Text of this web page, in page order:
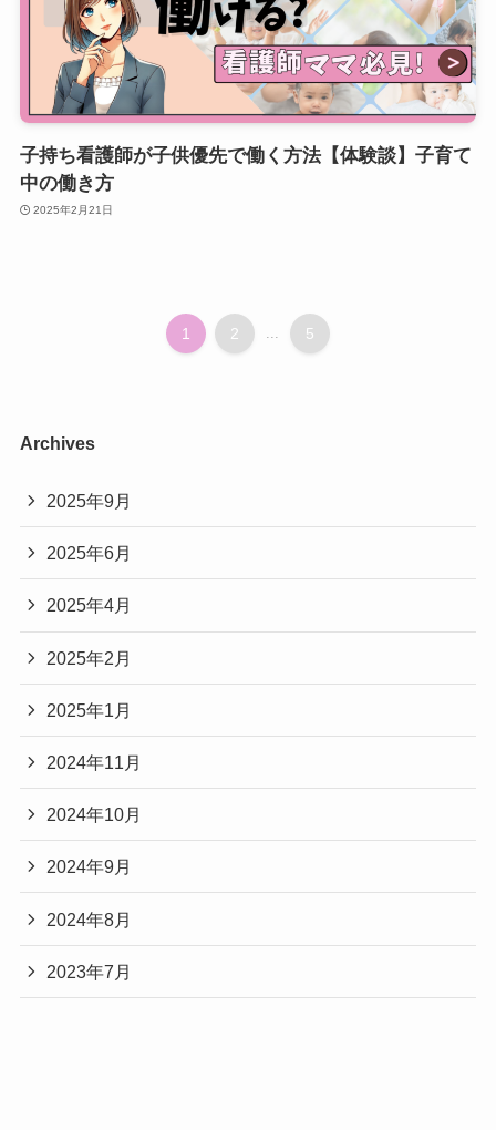
子持ち看護師が子供優先で働く方法【体験談】子育て
中の働き方
2025年2月21日
1 2 ... 5
Archives
2025年9月
2025年6月
2025年4月
2025年2月
2025年1月
2024年11月
2024年10月
2024年9月
2024年8月
2023年7月